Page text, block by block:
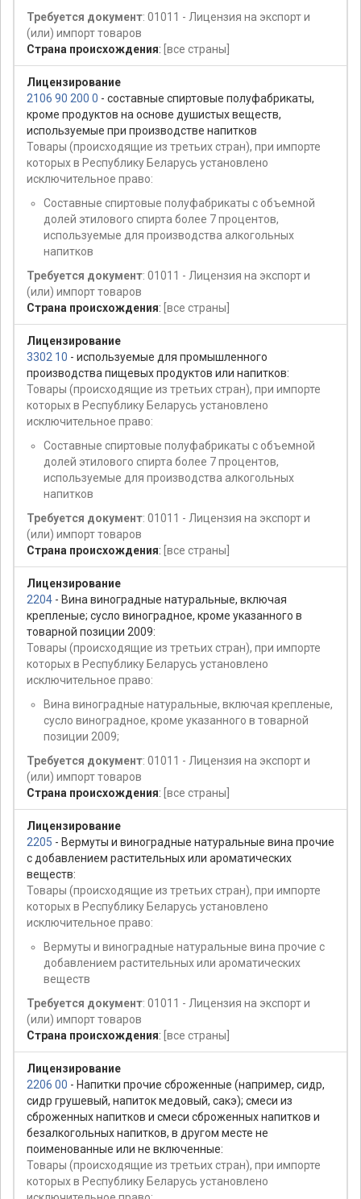
Требуется документ: 01011 - Лицензия на экспорт и
(или) импорт товаров
Страна происхождения: [все страны]
Лицензирование
2106 90 200 0 - составные спиртовые полуфабрикаты,
кроме продуктов на основе душистых веществ,
используемые при производстве напитков
Товары (происходящие из третьих стран), при импорте
которых в Республику Беларусь установлено
исключительное право:
Составные спиртовые полуфабрикаты с объемной
долей этилового спирта более 7 процентов,
используемые для производства алкогольных
напитков
Требуется документ: 01011 - Лицензия на экспорт и
(или) импорт товаров
Страна происхождения: [все страны]
Лицензирование
3302 10 - используемые для промышленного
производства пищевых продуктов или напитков:
Товары (происходящие из третьих стран), при импорте
которых в Республику Беларусь установлено
исключительное право:
Составные спиртовые полуфабрикаты с объемной
долей этилового спирта более 7 процентов,
используемые для производства алкогольных
напитков
Требуется документ: 01011 - Лицензия на экспорт и
(или) импорт товаров
Страна происхождения: [все страны]
Лицензирование
2204 - Вина виноградные натуральные, включая
крепленые; сусло виноградное, кроме указанного в
товарной позиции 2009:
Товары (происходящие из третьих стран), при импорте
которых в Республику Беларусь установлено
исключительное право:
Вина виноградные натуральные, включая крепленые,
сусло виноградное, кроме указанного в товарной
позиции 2009;
Требуется документ: 01011 - Лицензия на экспорт и
(или) импорт товаров
Страна происхождения: [все страны]
Лицензирование
2205 - Вермуты и виноградные натуральные вина прочие
с добавлением растительных или ароматических
веществ:
Товары (происходящие из третьих стран), при импорте
которых в Республику Беларусь установлено
исключительное право:
Вермуты и виноградные натуральные вина прочие с
добавлением растительных или ароматических
веществ
Требуется документ: 01011 - Лицензия на экспорт и
(или) импорт товаров
Страна происхождения: [все страны]
Лицензирование
2206 00 - Напитки прочие сброженные (например, сидр,
сидр грушевый, напиток медовый, сакэ); смеси из
сброженных напитков и смеси сброженных напитков и
безалкогольных напитков, в другом месте не
поименованные или не включенные:
Товары (происходящие из третьих стран), при импорте
которых в Республику Беларусь установлено